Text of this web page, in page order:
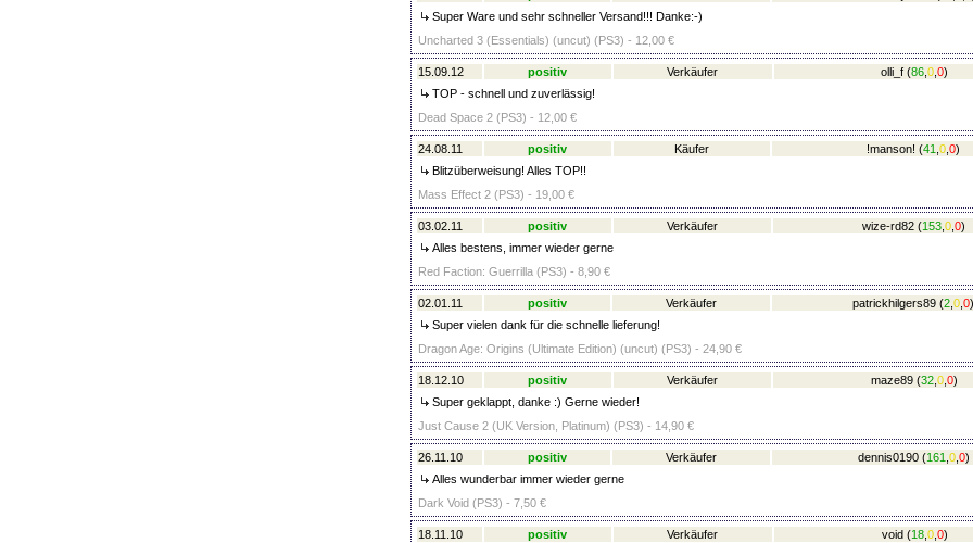
Super Ware und sehr schneller Versand!!! Danke:-)
Uncharted 3 (Essentials) (uncut) (PS3) - 12,00 €
15.09.12 positiv Verkäufer olli_f (86 0 0)
TOP - schnell und zuverlässig!
Dead Space 2 (PS3) - 12,00 €
24.08.11 positiv Käufer !manson! (41 0 0)
Blitzüberweisung! Alles TOP!!
Mass Effect 2 (PS3) - 19,00 €
03.02.11 positiv Verkäufer wize-rd82 (153 0 0)
Alles bestens, immer wieder gerne
Red Faction: Guerrilla (PS3) - 8,90 €
02.01.11 positiv Verkäufer patrickhilgers89 (2 0 0)
Super vielen dank für die schnelle lieferung!
Dragon Age: Origins (Ultimate Edition) (uncut) (PS3) - 24,90 €
18.12.10 positiv Verkäufer maze89 (32, 0, 0)
Super geklappt, danke :) Gerne wieder!
Just Cause 2 (UK Version, Platinum) (PS3) - 14,90 €
26.11.10 positiv Verkäufer dennis0190 (161 0, 0)
Alles wunderbar immer wieder gerne
Dark Void (PS3) - 7,50 €
18.11.10 positiv Verkäufer void (18, 0, 0)